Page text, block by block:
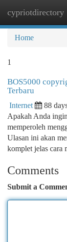
cypriotdirectory
Home
1
BOS5000
Terbaru
Internet 88
Apakah Anda
memperoleh
Ulasan ini akan
komplet jelas cara
Comments
Submit a